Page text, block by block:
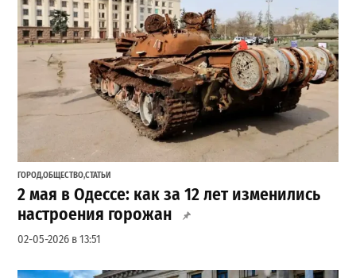
ГОРОД,ОБЩЕСТВО,СТАТЬИ
2 мая в Одессе: как за 12 лет изменились
настроения горожан
02-05-2026 в 13:51